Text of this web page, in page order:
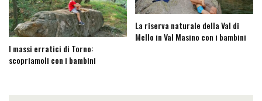
La riserva naturale della Val di
Mello in Val Masino con i bambini
I massi erratici di Torno:
scopriamoli con i bambini